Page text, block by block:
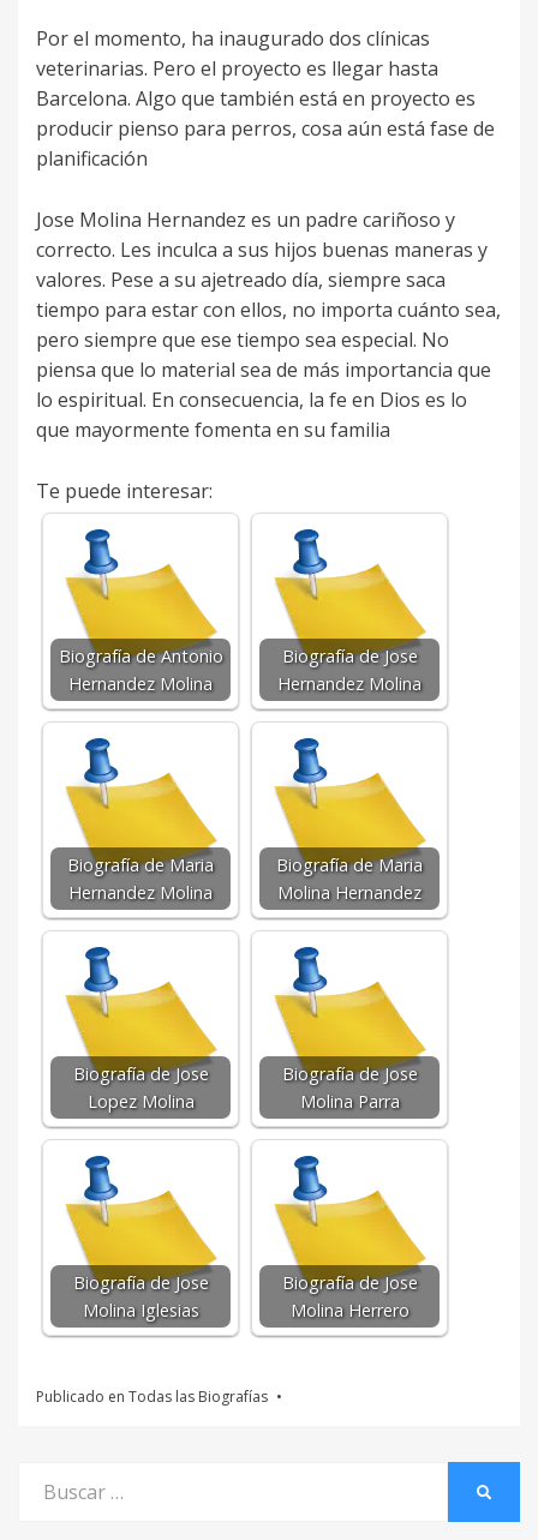
Por el momento, ha inaugurado dos clínicas
veterinarias. Pero el proyecto es llegar hasta
Barcelona. Algo que también está en proyecto es
producir pienso para perros, cosa aún está fase de
planificación
Jose Molina Hernandez es un padre cariñoso y
correcto. Les inculca a sus hijos buenas maneras y
valores. Pese a su ajetreado día, siempre saca
tiempo para estar con ellos, no importa cuánto sea,
pero siempre que ese tiempo sea especial. No
piensa que lo material sea de más importancia que
lo espiritual. En consecuencia, la fe en Dios es lo
que mayormente fomenta en su familia
Te puede interesar:
Biografía de Antonio
Hernandez Molina
Biografía de Jose
Hernandez Molina
Biografía de Maria
Hernandez Molina
Biografía de Maria
Molina Hernandez
Biografía de Jose
Lopez Molina
Biografía de Jose
Molina Parra
Biografía de Jose
Molina Iglesias
Biografía de Jose
Molina Herrero
Publicado en Todas las Biografías
por: